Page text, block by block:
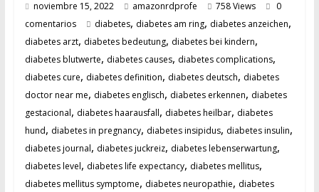
noviembre 15, 2022 amazonrdprofe 758 Views
0
comentarios
diabetes, diabetes am ring, diabetes anzeichen,
diabetes arzt, diabetes bedeutung, diabetes bei kindern,
diabetes blutwerte, diabetes causes, diabetes complications,
diabetes cure, diabetes definition, diabetes deutsch, diabetes
doctor near me, diabetes englisch, diabetes erkennen, diabetes
gestacional, diabetes haarausfall, diabetes heilbar, diabetes
hund, diabetes in pregnancy, diabetes insipidus, diabetes insulin,
diabetes journal, diabetes juckreiz, diabetes lebenserwartung,
diabetes level, diabetes life expectancy, diabetes mellitus,
diabetes mellitus symptome, diabetes neuropathie, diabetes